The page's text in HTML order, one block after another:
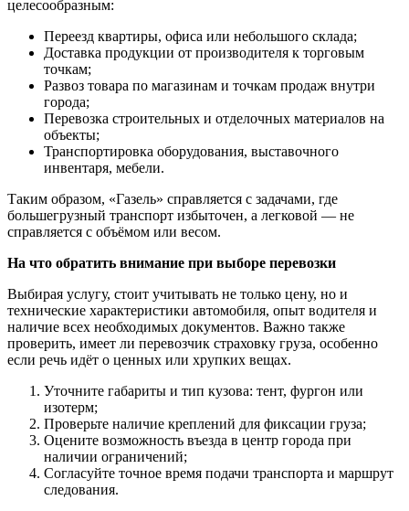
целесообразным:
Переезд квартиры, офиса или небольшого склада;
Доставка продукции от производителя к торговым
точкам;
Развоз товара по магазинам и точкам продаж внутри
города;
Перевозка строительных и отделочных материалов на
объекты;
Транспортировка оборудования, выставочного
инвентаря, мебели.
Таким образом, «Газель» справляется с задачами, где
большегрузный транспорт избыточен, а легковой — не
справляется с объёмом или весом.
На что обратить внимание при выборе перевозки
Выбирая услугу, стоит учитывать не только цену, но и
технические характеристики автомобиля, опыт водителя и
наличие всех необходимых документов. Важно также
проверить, имеет ли перевозчик страховку груза, особенно
если речь идёт о ценных или хрупких вещах.
Уточните габариты и тип кузова: тент, фургон или
изотерм;
Проверьте наличие креплений для фиксации груза;
Оцените возможность въезда в центр города при
наличии ограничений;
Согласуйте точное время подачи транспорта и маршрут
следования.